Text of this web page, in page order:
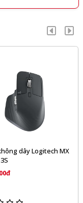
dây Logitech MX